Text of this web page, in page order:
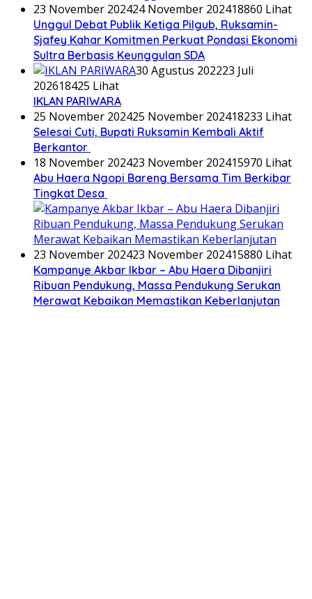
23 November 202424 November 202418860 Lihat
Unggul Debat Publik Ketiga Pilgub, Ruksamin-
Sjafey Kahar Komitmen Perkuat Pondasi Ekonomi
Sultra Berbasis Keunggulan SDA
30 Agustus 202223 Juli
202618425 Lihat
IKLAN PARIWARA
25 November 202425 November 202418233 Lihat
Selesai Cuti, Bupati Ruksamin Kembali Aktif
Berkantor
18 November 202423 November 202415970 Lihat
Abu Haera Ngopi Bareng Bersama Tim Berkibar
Tingkat Desa
23 November 202423 November 202415880 Lihat
Kampanye Akbar Ikbar – Abu Haera Dibanjiri
Ribuan Pendukung, Massa Pendukung Serukan
Merawat Kebaikan Memastikan Keberlanjutan